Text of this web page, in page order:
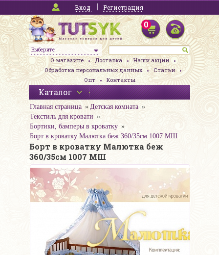
Вход Регистрация
Выберите
0
О магазине Доставка
Наши акции
Обработка персональных данных
Статьи
Опт
Контакты
Каталог
Главная страница
Детская комната
Текстиль для кровати
Бортики, бамперы в кроватку
Борт в кроватку Малютка беж 360/35см 1007 МШ
Борт в кроватку Малютка беж
360/35см 1007 МШ